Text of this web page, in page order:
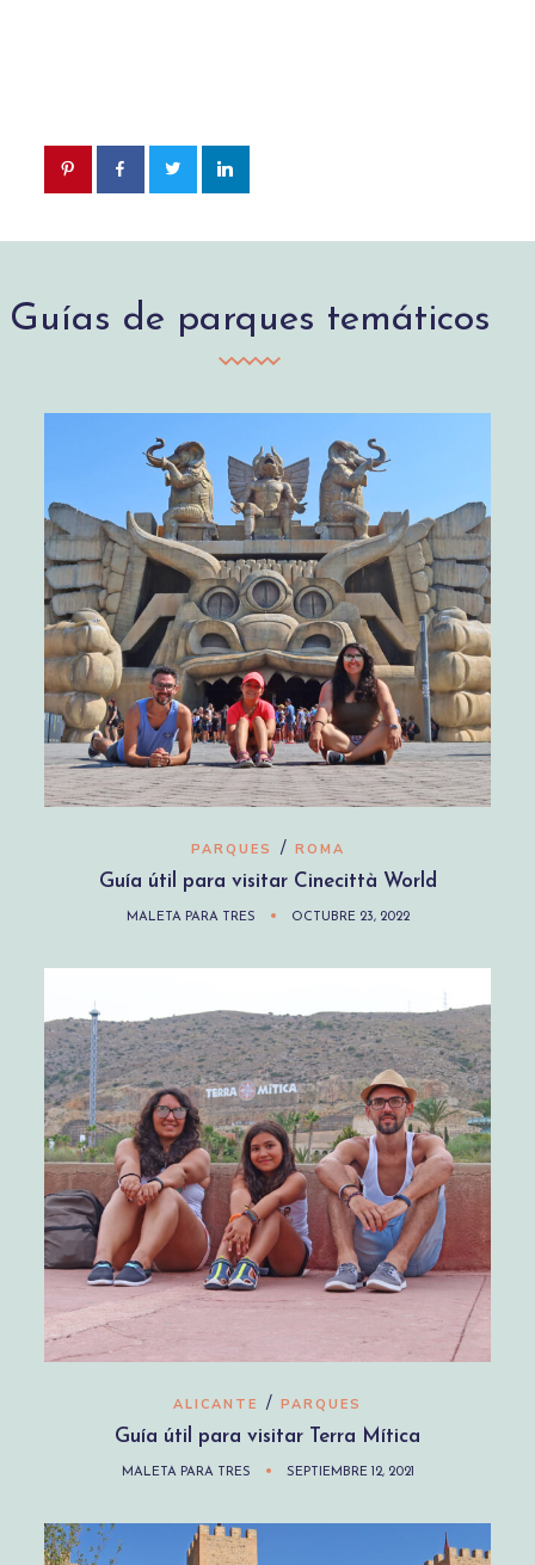
Guías de parques temáticos
PARQUES / ROMA
Guía útil para visitar Cinecittà World
MALETA PARA TRES OCTUBRE 23, 2022
ALICANTE / PARQUES
Guía útil para visitar Terra Mítica
MALETA PARA TRES SEPTIEMBRE 12, 2021